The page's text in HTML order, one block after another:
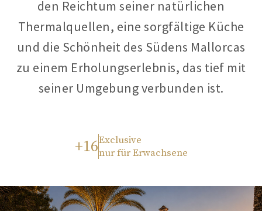
den Reichtum seiner natürlichen
Thermalquellen, eine sorgfältige Küche
und die Schönheit des Südens Mallorcas
zu einem Erholungserlebnis, das tief mit
seiner Umgebung verbunden ist.
+16Exclusive
nur für Erwachsene